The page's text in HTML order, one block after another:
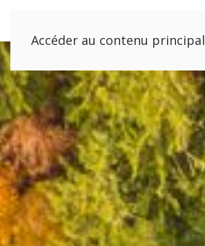
Accéder au contenu principal